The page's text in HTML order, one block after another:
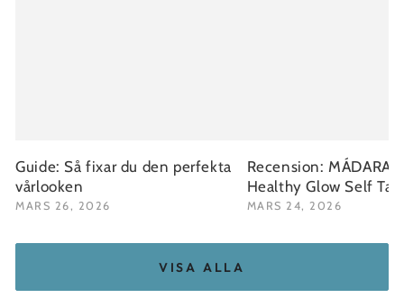
Guide: Så fixar du den perfekta
vårlooken
MARS 26, 2026
Recension: MÁDARA
Healthy Glow Self
MARS 24, 2026
VISA ALLA